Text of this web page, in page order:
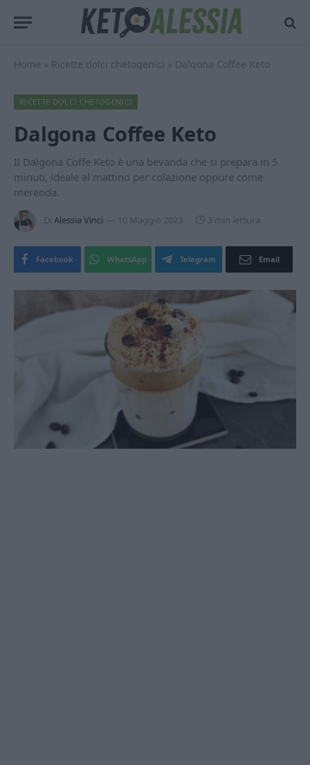
Home » Ricette dolci chetogenici » Dalgona Coffee Keto
RICETTE DOLCI CHETOGENICI
Dalgona Coffee Keto
Il Dalgona Coffe Keto è una bevanda che si prepara in 5
minuti, ideale al mattino per colazione oppure come
merenda.
Di Alessia Vinci 10 Maggio 2023 3 min lettura
Facebook WhatsApp Telegram Email